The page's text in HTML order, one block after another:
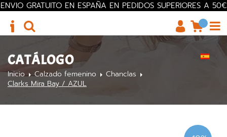
ENVIO GRATUITO EN ESPAÑA EN PEDIDOS SUPERIORES A 50€
CATÁLOGO
Inicio Calzado femenino
Chanclas
Clarks Mira Bay / AZUL